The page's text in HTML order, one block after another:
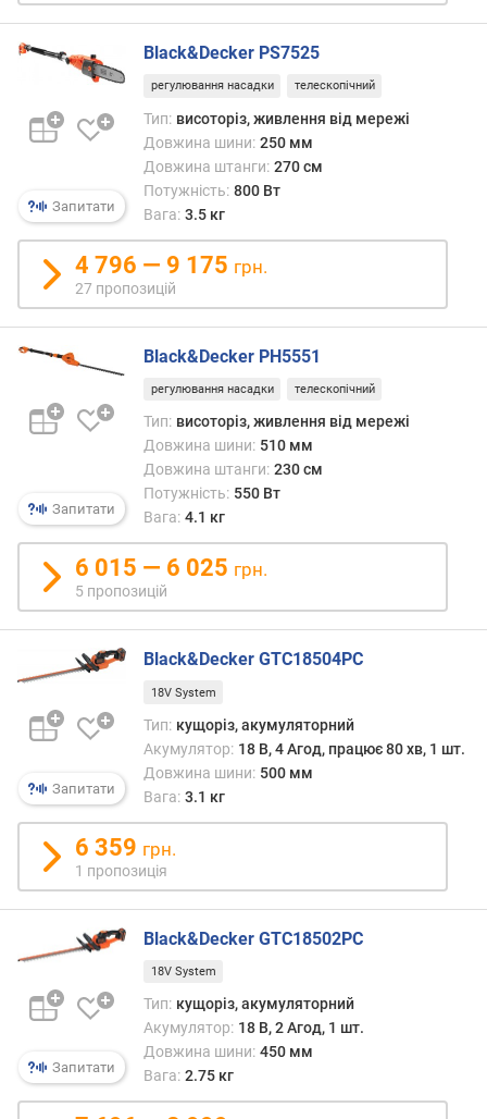
х
о
р
о
х
в
і
д
д
о
о
г
о
ш
е
в
х
з
а
і
д
у
и
з
а
а
т
о
Запитати
Black&Decker PS7525
регулювання насадки телескопічний
Тип: висоторіз, живлення від мережі
Довжина шини: 250 мм
Довжина штанги: 270 см
Потужність: 800 Вт
Вага: 3.5 кг
4 796 — 9 175 грн.
27 пропозицій
Запитати
Black&Decker PH5551
регулювання насадки телескопічний
Тип: висоторіз, живлення від мережі
Довжина шини: 510 мм
Довжина штанги: 230 см
Потужність: 550 Вт
Вага: 4.1 кг
6 015 — 6 025 грн.
5 пропозицій
Запитати
Black&Decker GTC18504PC
18V System
Тип: кущоріз, акумуляторний
Акумулятор: 18 В, 4 Агод, працює 80 хв, 1 шт.
Довжина шини: 500 мм
Вага: 3.1 кг
6 359 грн.
1 пропозиція
Запитати
Black&Decker GTC18502PC
18V System
Тип: кущоріз, акумуляторний
Акумулятор: 18 В, 2 Агод, 1 шт.
Довжина шини: 450 мм
Вага: 2.75 кг